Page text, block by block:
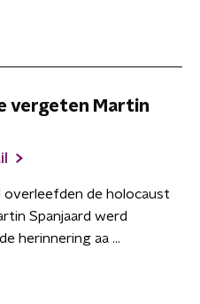
vergeten Martin
overleefden de holocaust
Spanjaard werd
herinnering aa ...